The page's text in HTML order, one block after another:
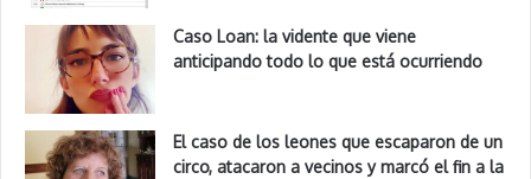
Caso Loan: la vidente que viene
anticipando todo lo que está ocurriendo
El caso de los leones que escaparon de un
circo, atacaron a vecinos y marcó el fin a la